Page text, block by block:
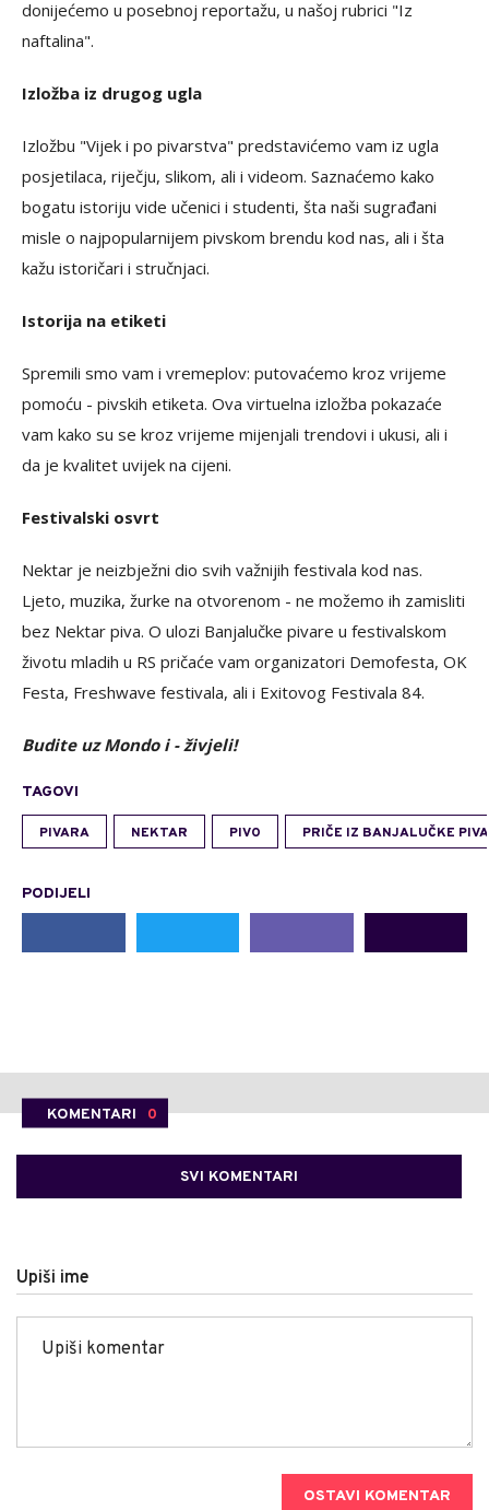
donijećemo u posebnoj reportažu, u našoj rubrici "Iz
naftalina".
Izložba iz drugog ugla
Izložbu "Vijek i po pivarstva" predstavićemo vam iz ugla
posjetilaca, riječju, slikom, ali i videom. Saznaćemo kako
bogatu istoriju vide učenici i studenti, šta naši sugrađani
misle o najpopularnijem pivskom brendu kod nas, ali i šta
kažu istoričari i stručnjaci.
Istorija na etiketi
Spremili smo vam i vremeplov: putovaćemo kroz vrijeme
pomoću - pivskih etiketa. Ova virtuelna izložba pokazaće
vam kako su se kroz vrijeme mijenjali trendovi i ukusi, ali i
da je kvalitet uvijek na cijeni.
Festivalski osvrt
Nektar je neizbježni dio svih važnijih festivala kod nas.
Ljeto, muzika, žurke na otvorenom - ne možemo ih zamisliti
bez Nektar piva. O ulozi Banjalučke pivare u festivalskom
životu mladih u RS pričaće vam organizatori Demofesta, OK
Festa, Freshwave festivala, ali i Exitovog Festivala 84.
Budite uz Mondo i - živjeli!
TAGOVI
PIVARA NEKTAR PIVO PRIČE IZ BANJALUČKE
PODIJELI
KOMENTARI 0
SVI KOMENTARI
Upiši ime
OSTAVI KOMENTAR